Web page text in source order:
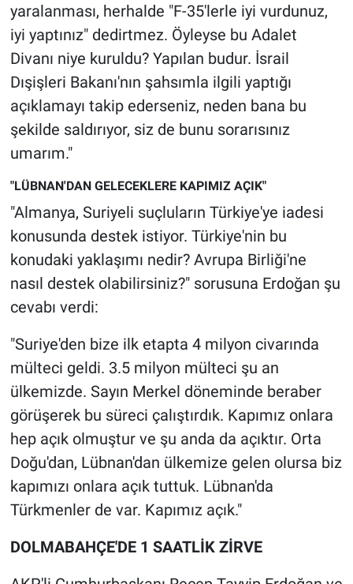
yaralanması, herhalde "F-35'lerle iyi vurdunuz,
iyi yaptınız" dedirtmez. Öyleyse bu Adalet
Divanı niye kuruldu? Yapılan budur. İsrail
Dışişleri Bakanı'nın şahsımla ilgili yaptığı
açıklamayı takip ederseniz, neden bana bu
şekilde saldırıyor, siz de bunu sorarısınız
umarım."
"LÜBNAN'DAN GELECEKLERE KAPIMIZ AÇIK"
"Almanya, Suriyeli suçluların Türkiye'ye iadesi
konusunda destek istiyor. Türkiye'nin bu
konudaki yaklaşımı nedir? Avrupa Birliği'ne
nasıl destek olabilirsiniz?" sorusuna Erdoğan şu
cevabı verdi:
"Suriye'den bize ilk etapta 4 milyon civarında
mülteci geldi. 3.5 milyon mülteci şu an
ülkemizde. Sayın Merkel döneminde beraber
görüşerek bu süreci çalıştırdık. Kapımız onlara
hep açık olmuştur ve şu anda da açıktır. Orta
Doğu'dan, Lübnan'dan ülkemize gelen olursa biz
kapımızı onlara açık tuttuk. Lübnan'da
Türkmenler de var. Kapımız açık."
DOLMABAHÇE'DE 1 SAATLİK ZİRVE